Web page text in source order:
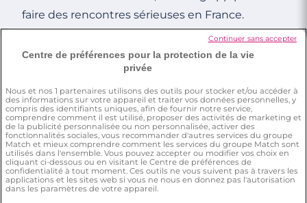
Les bonnes techniques pour embrasser
une fille
ont été les facteurs décisifs.
faire des rencontres sérieuses en France.
Rencontrez des célibataires
Centre de préférences pour la protection de la vie
privée
Nous et nos 1 partenaires utilisons des outils pour stocker et/ou accéder à
des informations sur votre appareil et traiter vos données personnelles, y
compris des identifiants uniques, afin de fournir notre service,
comprendre comment il est utilisé, proposer des activités de marketing et
de la publicité personnalisée ou non personnalisée, activer des
fonctionnalités sociales, vous recommander d'autres services du groupe
Match et mieux comprendre comment les services du groupe Match sont
utilisés dans l'ensemble. Vous pouvez accepter ou modifier vos choix en
cliquant ci-dessous ou en visitant le Centre de préférences de
confidentialité à tout moment. Ces outils ne vous suivent pas à travers les
applications et les sites web si vous ne nous en donnez pas l'autorisation
dans les paramètres de votre appareil.
Continuer sans accepter